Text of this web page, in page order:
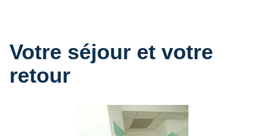
Votre séjour et votre
retour